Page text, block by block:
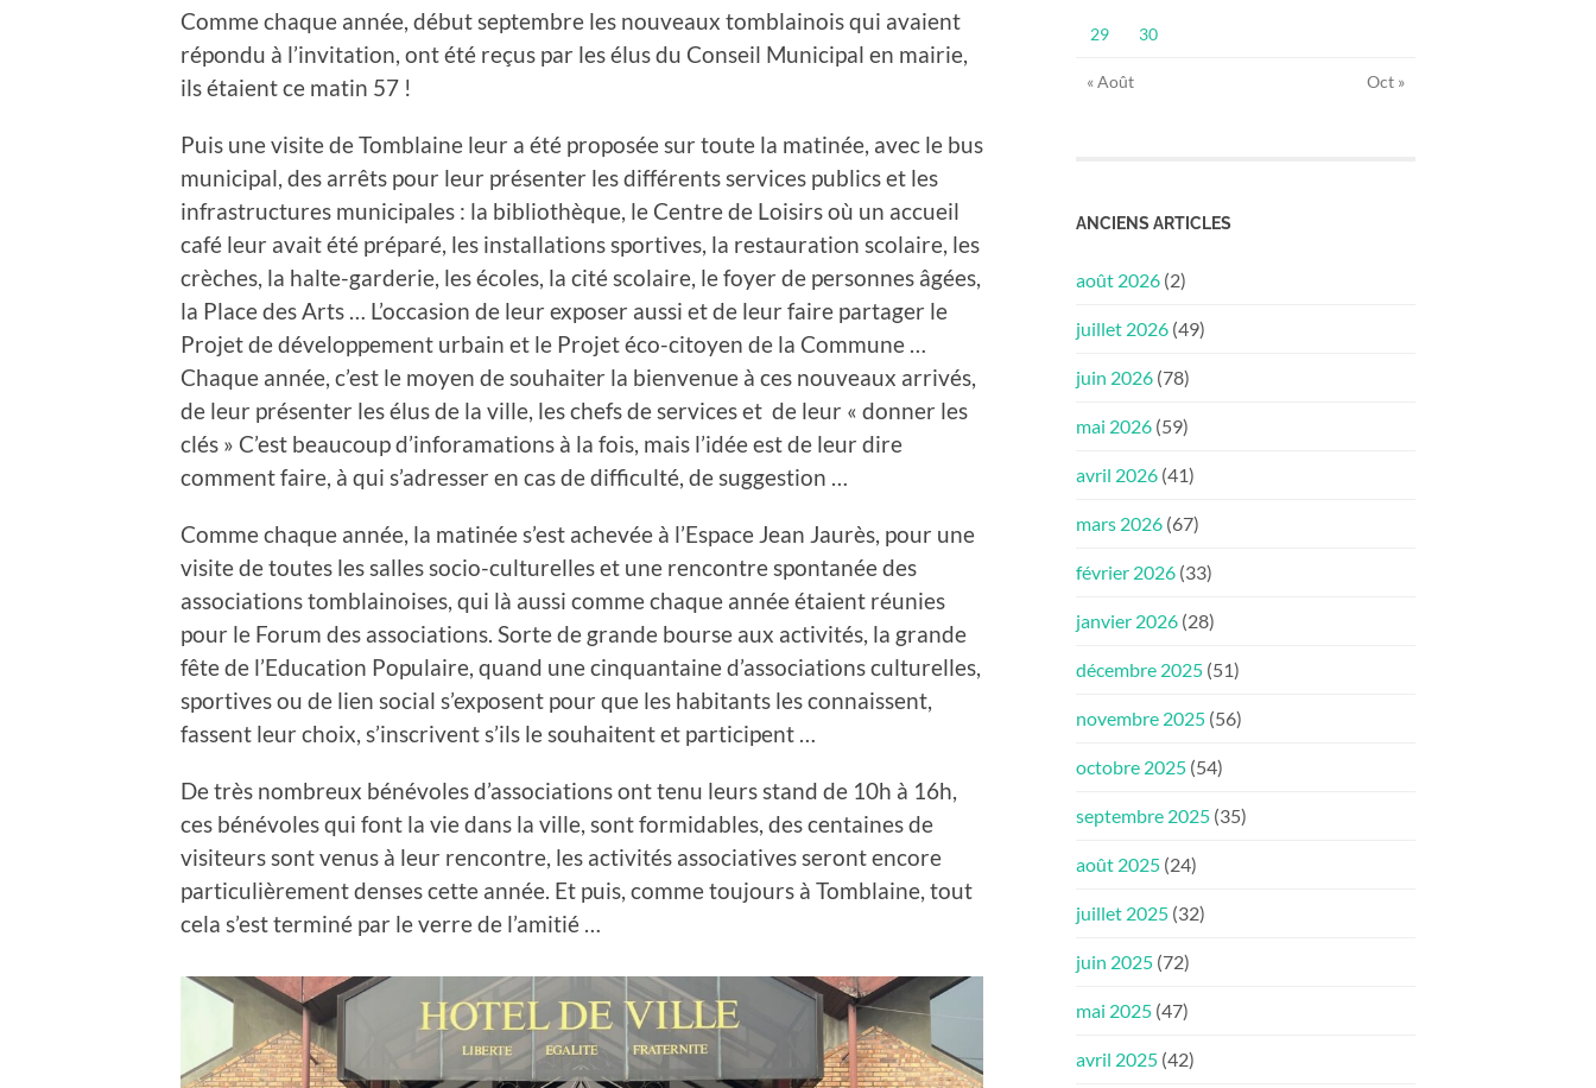
Comme chaque année, début septembre les nouveaux tomblainois qui avaient
répondu à l’invitation, ont été reçus par les élus du Conseil Municipal en mairie,
ils étaient ce matin 57 !
Puis une visite de Tomblaine leur a été proposée sur toute la matinée, avec le bus
municipal, des arrêts pour leur présenter les différents services publics et les
infrastructures municipales : la bibliothèque, le Centre de Loisirs où un accueil
café leur avait été préparé, les installations sportives, la restauration scolaire, les
crèches, la halte-garderie, les écoles, la cité scolaire, le foyer de personnes âgées,
la Place des Arts … L’occasion de leur exposer aussi et de leur faire partager le
Projet de développement urbain et le Projet éco-citoyen de la Commune …
Chaque année, c’est le moyen de souhaiter la bienvenue à ces nouveaux arrivés,
de leur présenter les élus de la ville, les chefs de services et de leur « donner les
clés » C’est beaucoup d’inforamations à la fois, mais l’idée est de leur dire
comment faire, à qui s’adresser en cas de difficulté, de suggestion …
Comme chaque année, la matinée s’est achevée à l’Espace Jean Jaurès, pour une
visite de toutes les salles socio-culturelles et une rencontre spontanée des
associations tomblainoises, qui là aussi comme chaque année étaient réunies
pour le Forum des associations. Sorte de grande bourse aux activités, la grande
fête de l’Education Populaire, quand une cinquantaine d’associations culturelles,
sportives ou de lien social s’exposent pour que les habitants les connaissent,
fassent leur choix, s’inscrivent s’ils le souhaitent et participent …
De très nombreux bénévoles d’associations ont tenu leurs stand de 10h à 16h,
ces bénévoles qui font la vie dans la ville, sont formidables, des centaines de
visiteurs sont venus à leur rencontre, les activités associatives seront encore
particulièrement denses cette année. Et puis, comme toujours à Tomblaine, tout
cela s’est terminé par le verre de l’amitié …
29 30
« Août Oct »
ANCIENS ARTICLES
août 2026 (2)
juillet 2026 (49)
juin 2026 (78)
mai 2026 (59)
avril 2026 (41)
mars 2026 (67)
février 2026 (33)
janvier 2026 (28)
décembre 2025 (51)
novembre 2025 (56)
octobre 2025 (54)
septembre 2025 (35)
août 2025 (24)
juillet 2025 (32)
juin 2025 (72)
mai 2025 (47)
avril 2025 (42)